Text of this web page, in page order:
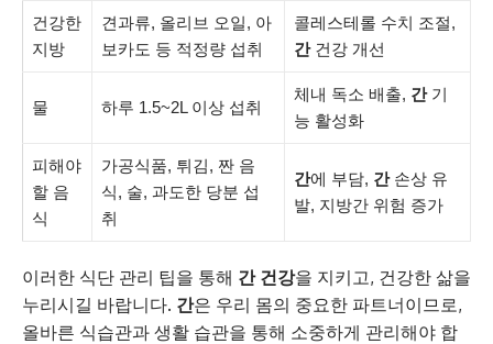
건강한
지방
견과류, 올리브 오일, 아
보카도 등 적정량 섭취
콜레스테롤 수치 조절,
간건강 개선
물 하루 1.5~2L 이상 섭취
체내 독소 배출, 간기
능 활성화
피해야
할 음
식
가공식품, 튀김, 짠 음
식, 술, 과도한 당분 섭
취
간에 부담, 간손상 유
발, 지방간 위험 증가
이러한 식단 관리 팁을 통해 간 건강을 지키고, 건강한 삶을
누리시길 바랍니다. 간은 우리 몸의 중요한 파트너이므로,
올바른 식습관과 생활 습관을 통해 소중하게 관리해야 합